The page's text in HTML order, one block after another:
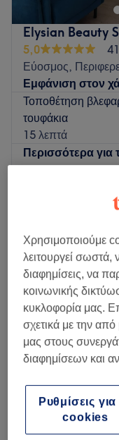
Elysian Beauty
5,0
Εύοσμος,
Εμφάνιση στον
Τοποθέτηση
τουφάκια
15 λεπτά
Περισσότερα για
Πέμπτη
Παρασκευή
Σάββατο
Κυριακή
Το Elysian beauty
Θεσσαλονίκης από
αισθητικούς ΤΕΙ την
με συνεχή έρευνα και
υπηρεσίες και
52
Χρησιμοποιούμε
λειτουργεί σωστά,
διαφημίσεις, να
κοινωνικής
κυκλοφορία μας.
σχετικά με την
μας στους
διαφημίσεων και
Ρυθμίσεις για
cookies